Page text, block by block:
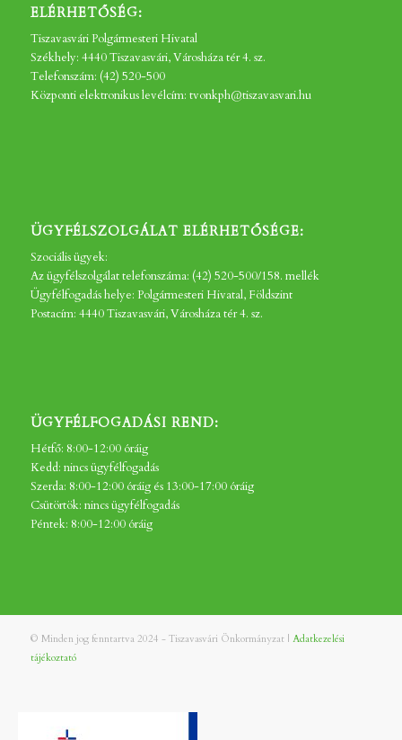
ELÉRHETŐSÉG:
Tiszavasvári Polgármesteri Hivatal
Székhely: 4440 Tiszavasvári, Városháza tér 4. sz.
Telefonszám: (42) 520-500
Központi elektronikus levélcím: tvonkph@tiszavasvari.hu
ÜGYFÉLSZOLGÁLAT ELÉRHETŐSÉGE:
Szociális ügyek:
Az ügyfélszolgálat telefonszáma: (42) 520-500/158. mellék
Ügyfélfogadás helye: Polgármesteri Hivatal, Földszint
Postacím: 4440 Tiszavasvári, Városháza tér 4. sz.
ÜGYFÉLFOGADÁSI REND:
Hétfő: 8:00-12:00 óráig
Kedd: nincs ügyfélfogadás
Szerda: 8:00-12:00 óráig és 13:00-17:00 óráig
Csütörtök: nincs ügyfélfogadás
Péntek: 8:00-12:00 óráig
© Minden jog fenntartva 2024 - Tiszavasvári Önkormányzat | Adatkezelési
tájékoztató